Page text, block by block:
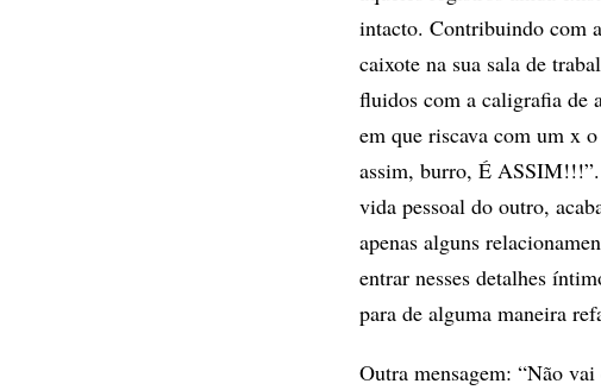
intacto. Contribuindo com
caixote na sua sala de
fluidos com a caligrafia de
em que riscava com um x
assim, burro, É ASSIM!!!”.
vida pessoal do outro,
apenas alguns
entrar nesses detalhes
para de alguma maneira
Outra mensagem: “Não